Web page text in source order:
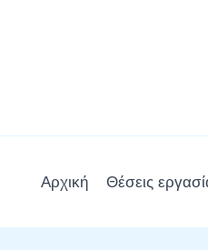
Αρχική Θέσεις